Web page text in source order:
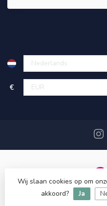
€
© Copyright
Wij slaan cookies op om
akkoord?
Ja